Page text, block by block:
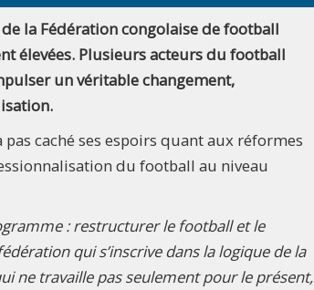
la Fédération congolaise de football
élevées. Plusieurs acteurs du football
un véritable changement,
pas caché ses espoirs quant aux réformes
du football au niveau
: restructurer le football et le
qui s’inscrive dans la logique de la
ne travaille pas seulement pour le présent,